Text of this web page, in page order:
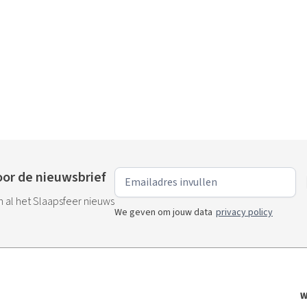
je elke nacht tot rust
de nieuwsbrief
al het Slaapsfeer nieuws
We geven om jouw data privacy policy